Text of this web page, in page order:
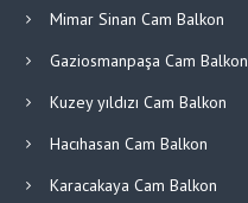
Mimar Sinan Cam Balkon
Gaziosmanpaşa Cam Balkon
Kuzey yıldızı Cam Balkon
Hacıhasan Cam Balkon
Karacakaya Cam Balkon